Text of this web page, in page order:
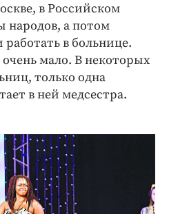
в Российском
народов, а потом
в больнице.
очень мало. В некоторых
только одна
в ней медсестра.